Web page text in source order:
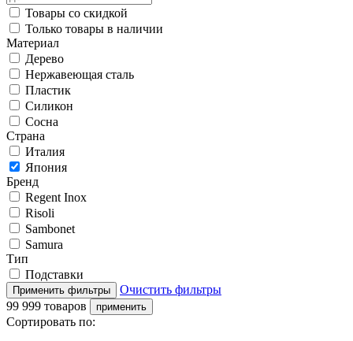
Товары со скидкой
Только товары в наличии
Материал
Дерево
Нержавеющая сталь
Пластик
Силикон
Сосна
Страна
Италия
Япония
Бренд
Regent Inox
Risoli
Sambonet
Samura
Тип
Подставки
Очистить фильтры
99 999 товаров
Сортировать по: